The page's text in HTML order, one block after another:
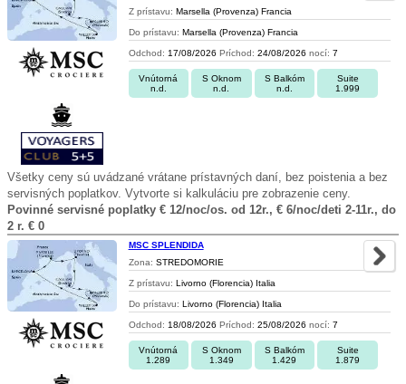
Z prístavu: Marsella (Provenza) Francia
Do prístavu: Marsella (Provenza) Francia
Odchod: 17/08/2026 Príchod: 24/08/2026 nocí: 7
Vnútorná
n.d.
S Oknom
n.d.
S Balkóm
n.d.
Suite
1.999
Všetky ceny sú uvádzané vrátane prístavných daní, bez poistenia a bez
servisných poplatkov. Vytvorte si kalkuláciu pre zobrazenie ceny.
Povinné servisné poplatky € 12/noc/os. od 12r., € 6/noc/deti 2-11r., do
2 r. € 0
MSC SPLENDIDA
Zona: STREDOMORIE
Z prístavu: Livorno (Florencia) Italia
Do prístavu: Livorno (Florencia) Italia
Odchod: 18/08/2026 Príchod: 25/08/2026 nocí: 7
Vnútorná
1.289
S Oknom
1.349
S Balkóm
1.429
Suite
1.879